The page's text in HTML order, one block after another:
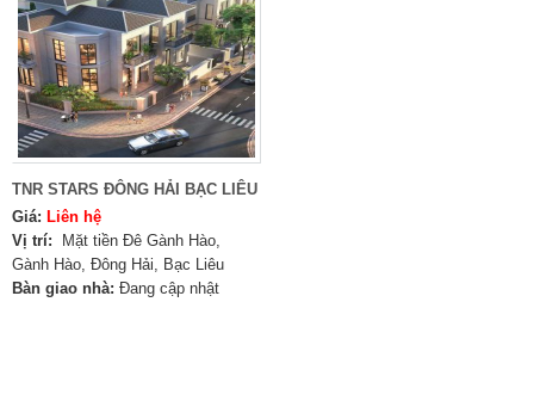
TNR STARS ĐÔNG HẢI BẠC LIÊU
Giá: Liên hệ
Vị trí:
Mặt tiền Đê Gành Hào,
Gành Hào, Đông Hải, Bạc Liêu
Bàn giao nhà: Đang cập nhật